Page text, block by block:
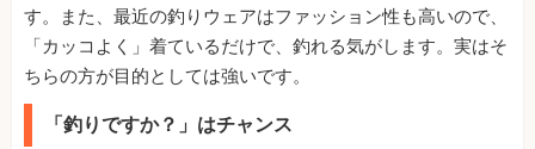
す。また、最近の釣りウェアはファッション性も高いので、
「カッコよく」着ているだけで、釣れる気がします。実はそ
ちらの方が目的としては強いです。
「釣りですか？」はチャンス